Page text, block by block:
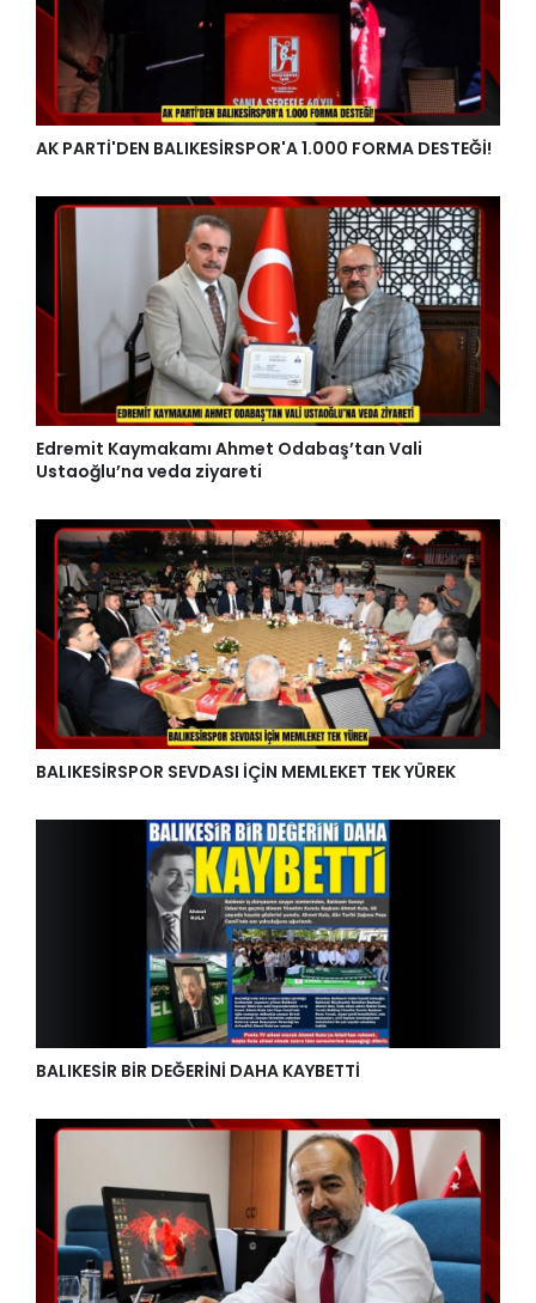
AK PARTİ'DEN BALIKESİRSPOR'A 1.000 FORMA DESTEĞİ!
Edremit Kaymakamı Ahmet Odabaş’tan Vali
Ustaoğlu’na veda ziyareti
BALIKESİRSPOR SEVDASI İÇİN MEMLEKET TEK YÜREK
BALIKESİR BİR DEĞERİNİ DAHA KAYBETTİ